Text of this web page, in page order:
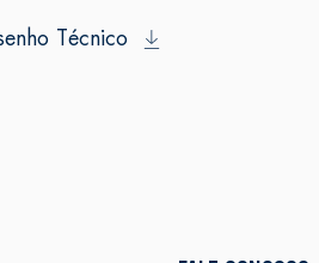
Técnico